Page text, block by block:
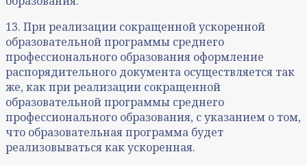
13. При реализации сокращенной ускоренной
образовательной программы среднего
профессионального образования оформление
распорядительного документа осуществляется так
же, как при реализации сокращенной
образовательной программы среднего
профессионального образования, с указанием о том,
что образовательная программа будет
реализовываться как ускоренная.